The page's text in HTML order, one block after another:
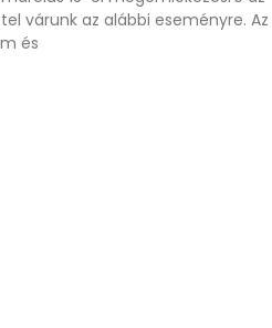
várunk az alábbi eseményre. Az
és